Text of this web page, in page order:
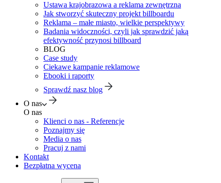
Ustawa krajobrazowa a reklama zewnętrzna
Jak stworzyć skuteczny projekt billboardu
Reklama – małe miasto, wielkie perspektywy
Badania widoczności, czyli jak sprawdzić jaką
efektywność przynosi billboard
BLOG
Case study
Ciekawe kampanie reklamowe
Ebooki i raporty
Sprawdź nasz blog
O nas
O nas
Klienci o nas - Referencje
Poznajmy się
Media o nas
Pracuj z nami
Kontakt
Bezpłatna wycena